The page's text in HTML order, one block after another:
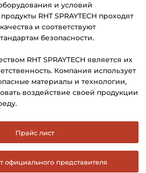
и условий
RHT SPRAYTECH проходят
и соответствуют
безопасности.
RHT SPRAYTECH является их
Компания использует
материалы и технологии,
воздействие своей продукции
Прайс лист
официального представителя